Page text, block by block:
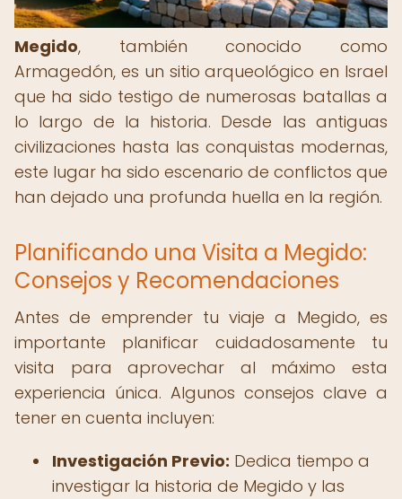
Megido, también conocido como
Armagedón, es un sitio arqueológico en Israel
que ha sido testigo de numerosas batallas a
lo largo de la historia. Desde las antiguas
civilizaciones hasta las conquistas modernas,
este lugar ha sido escenario de conflictos que
han dejado una profunda huella en la región.
Planificando una Visita a Megido:
Consejos y Recomendaciones
Antes de emprender tu viaje a Megido, es
importante planificar cuidadosamente tu
visita para aprovechar al máximo esta
experiencia única. Algunos consejos clave a
tener en cuenta incluyen:
Investigación Previo: Dedica tiempo a
investigar la historia de Megido y las